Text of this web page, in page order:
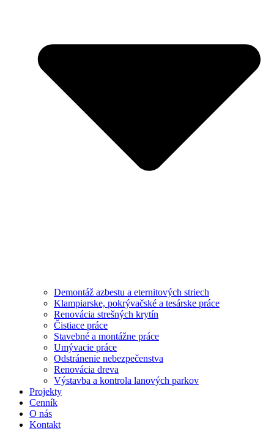
Demontáž azbestu a eternitových striech
Klampiarske, pokrývačské a tesárske práce
Renovácia strešných krytín
Čistiace práce
Stavebné a montážne práce
Umývacie práce
Odstránenie nebezpečenstva
Renovácia dreva
Výstavba a kontrola lanových parkov
Projekty
Cenník
O nás
Kontakt